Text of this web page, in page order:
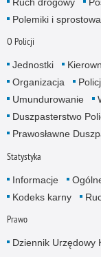
Ruch drogowy
Polemiki i
O Policji
Jednostki
Organizacja
Umundurowanie
Duszpasterstwo
Prawosławne
Statystyka
Informacje
Kodeks karny
Prawo
Dziennik Urzędowy